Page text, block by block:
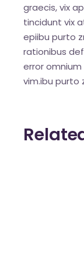
graecis, vix
tincidunt vix
epiibu purto
rationibus
error
vim.ibu purto